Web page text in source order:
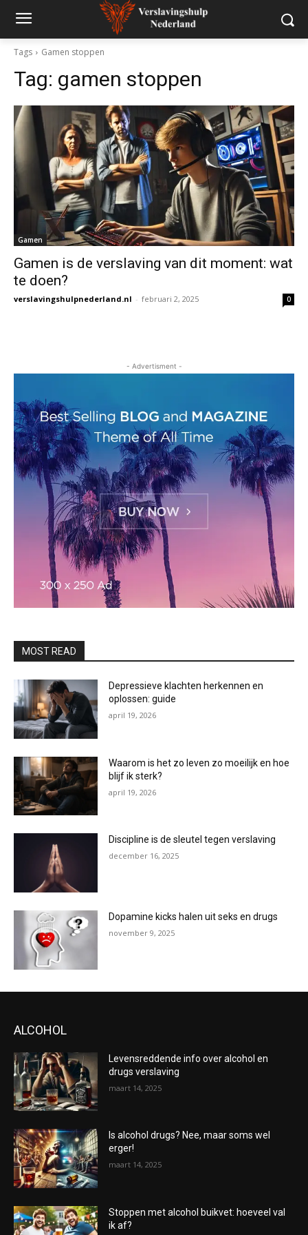
Tags Gamen stoppen
Tag: gamen stoppen
Gamen
Gamen is de verslaving van dit moment: wat
te doen?
verslavingshulpnederland.nl - februari 2, 2025 0
- Advertisment -
MOST READ
Depressieve klachten herkennen en
oplossen: guide
april 19, 2026
Waarom is het zo leven zo moeilijk en hoe
blijf ik sterk?
april 19, 2026
Discipline is de sleutel tegen verslaving
december 16, 2025
Dopamine kicks halen uit seks en drugs
november 9, 2025
ALCOHOL
Levensreddende info over alcohol en
drugs verslaving
maart 14, 2025
Is alcohol drugs? Nee, maar soms wel
erger!
maart 14, 2025
Stoppen met alcohol buikvet: hoeveel val
ik af?